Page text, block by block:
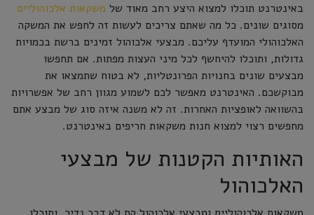
באינטרנט תוכלו למצוא היצע רחב מאוד של משקאות אלכוהוליים
מסוגים שונים. כל מה שאתם צריכים לעשות זה לחפש את המשקה
האלכוהולי המועדף עליכם. מבצעי אלכוהול זמינים ברשת בכמויות
גדולות, ותוכלו להיחשף לכל מיני העצות מפתות. אם תחפשו
מבצעים שונים בחנויות הפרונטליות, לא בטוח שתמצאו את
מבוקשכם. האינטרנט מאפשר לכם לשמוע מגוון רחב של אפשרויות
בהשוואה לאופציות האחרות. זה לא משנה איזה סוג של מבצע אתם
מחפשים רצוי למצוא חנות משקאות חריפים באינטרנט.
האותיות הקטנות של מבצעי
האלכוהול